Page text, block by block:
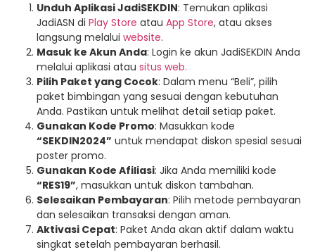
Unduh Aplikasi JadiSEKDIN: Temukan aplikasi
JadiASN di Play Store atau App Store, atau akses
langsung melalui website.
Masuk ke Akun Anda: Login ke akun JadiSEKDIN Anda
melalui aplikasi atau situs web.
Pilih Paket yang Cocok: Dalam menu “Beli”, pilih
paket bimbingan yang sesuai dengan kebutuhan
Anda. Pastikan untuk melihat detail setiap paket.
Gunakan Kode Promo: Masukkan kode
“SEKDIN2024” untuk mendapat diskon spesial sesuai
poster promo.
Gunakan Kode Afiliasi: Jika Anda memiliki kode
“RES19”, masukkan untuk diskon tambahan.
Selesaikan Pembayaran: Pilih metode pembayaran
dan selesaikan transaksi dengan aman.
Aktivasi Cepat: Paket Anda akan aktif dalam waktu
singkat setelah pembayaran berhasil.